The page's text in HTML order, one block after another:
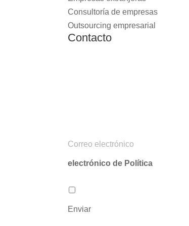
Consultoría de empresas
Outsourcing empresarial
Contacto
C
o
r
o
electrónico de Política
P
o
Enviar